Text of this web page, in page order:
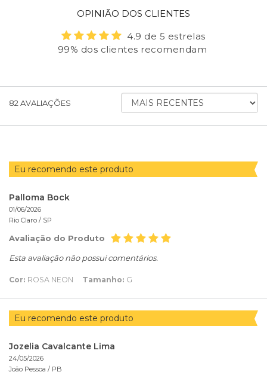
OPINIÃO DOS CLIENTES
4.9 de 5 estrelas
99% dos clientes recomendam
82 AVALIAÇÕES ORDENAR AVALIAÇÕES POR
Eu recomendo este produto
Palloma Bock
01/06/2026
Rio Claro / SP
Avaliação do Produto
Esta avaliação não possui comentários.
Cor: ROSA NEON Tamanho: G
Eu recomendo este produto
Jozelia Cavalcante Lima
24/05/2026
João Pessoa / PB